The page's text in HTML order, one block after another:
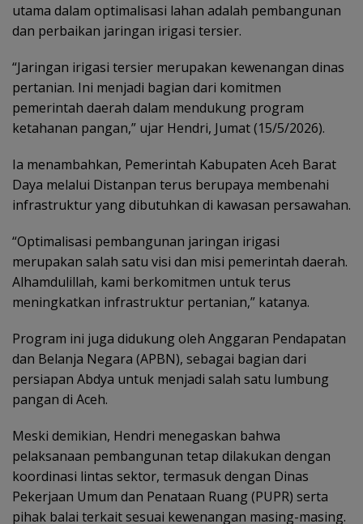
utama dalam optimalisasi lahan adalah pembangunan
dan perbaikan jaringan irigasi tersier.
“Jaringan irigasi tersier merupakan kewenangan dinas
pertanian. Ini menjadi bagian dari komitmen
pemerintah daerah dalam mendukung program
ketahanan pangan,” ujar Hendri, Jumat (15/5/2026).
Ia menambahkan, Pemerintah Kabupaten Aceh Barat
Daya melalui Distanpan terus berupaya membenahi
infrastruktur yang dibutuhkan di kawasan persawahan.
“Optimalisasi pembangunan jaringan irigasi
merupakan salah satu visi dan misi pemerintah daerah.
Alhamdulillah, kami berkomitmen untuk terus
meningkatkan infrastruktur pertanian,” katanya.
Program ini juga didukung oleh Anggaran Pendapatan
dan Belanja Negara (APBN), sebagai bagian dari
persiapan Abdya untuk menjadi salah satu lumbung
pangan di Aceh.
Meski demikian, Hendri menegaskan bahwa
pelaksanaan pembangunan tetap dilakukan dengan
koordinasi lintas sektor, termasuk dengan Dinas
Pekerjaan Umum dan Penataan Ruang (PUPR) serta
pihak balai terkait sesuai kewenangan masing-masing.